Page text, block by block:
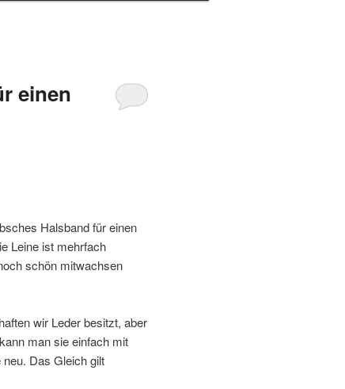
einen
Halsband für einen
Leine ist mehrfach
schön mitwachsen
wir Leder besitzt, aber
man sie einfach mit
Das Gleich gilt